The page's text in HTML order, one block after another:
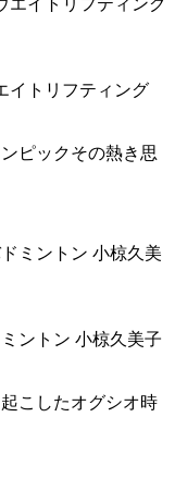
イトリフティング
ピックその熱き思
ントン 小椋久美子
こしたオグシオ時